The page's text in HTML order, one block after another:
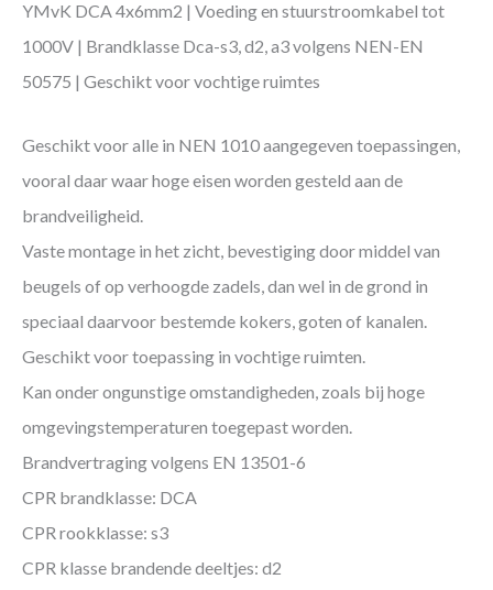
YMvK DCA 4x6mm2 | Voeding en stuurstroomkabel tot
1000V | Brandklasse Dca-s3, d2, a3 volgens NEN-EN
50575 | Geschikt voor vochtige ruimtes
Geschikt voor alle in NEN 1010 aangegeven toepassingen,
vooral daar waar hoge eisen worden gesteld aan de
brandveiligheid.
Vaste montage in het zicht, bevestiging door middel van
beugels of op verhoogde zadels, dan wel in de grond in
speciaal daarvoor bestemde kokers, goten of kanalen.
Geschikt voor toepassing in vochtige ruimten.
Kan onder ongunstige omstandigheden, zoals bij hoge
omgevingstemperaturen toegepast worden.
Brandvertraging volgens EN 13501-6
CPR brandklasse: DCA
CPR rookklasse: s3
CPR klasse brandende deeltjes: d2